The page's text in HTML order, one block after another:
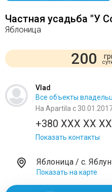
Частная усадьба "У
Яблоница
200
Vlad
Все объекты
На Apartila с
+380 XXX XX XX
Показать контакты
Яблоница / с.
Показать на карте